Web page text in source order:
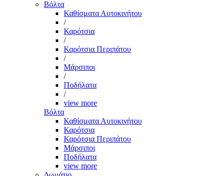
Βόλτα
Καθίσματα Αυτοκινήτου
/
Καρότσια
/
Καρότσια Περιπάτου
/
Μάρσιποι
/
Ποδήλατα
/
view more
Βόλτα
Καθίσματα Αυτοκινήτου
Καρότσια
Καρότσια Περιπάτου
Μάρσιποι
Ποδήλατα
view more